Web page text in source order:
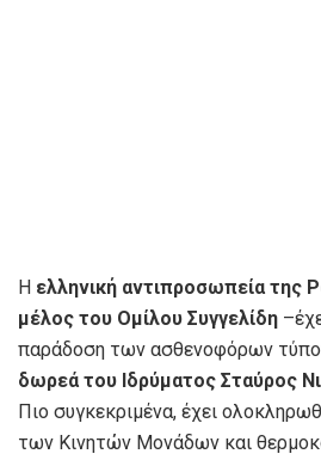
H ελληνική αντιπροσωπεία της
μέλος του Ομίλου Συγγελίδη
παράδοση των ασθενοφόρων
δωρεά του Ιδρύματος Σταύρος
Πιο συγκεκριμένα, έχει
των Κινητών Μονάδων και